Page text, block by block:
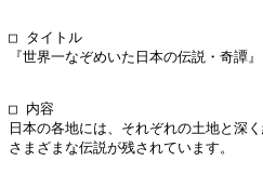
□ タイトル
『世界一なぞめいた日本の伝説・奇譚』
□ 内容
日本の各地には、それぞれの土地と深く
さまざまな伝説が残されています。